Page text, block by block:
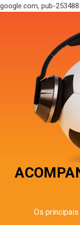
google.com, pub-
Os